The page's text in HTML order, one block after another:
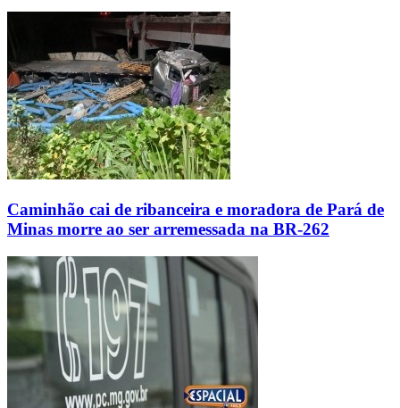
Caminhão cai de ribanceira e moradora de Pará de
Minas morre ao ser arremessada na BR-262